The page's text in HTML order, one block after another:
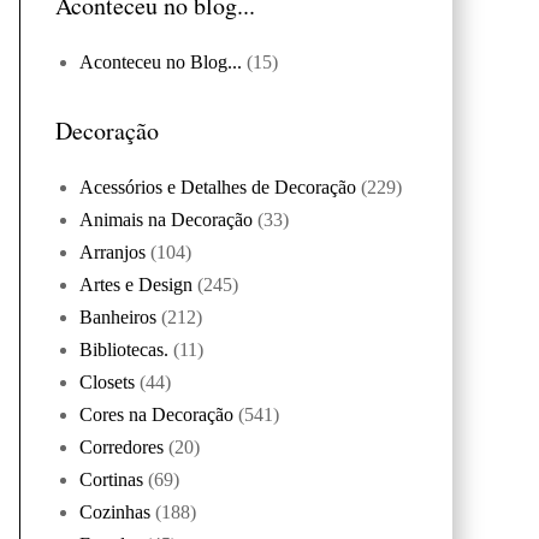
Aconteceu no Blog... (15)
Decoração
Acessórios e Detalhes de Decoração (229)
Animais na Decoração (33)
Arranjos (104)
Artes e Design (245)
Banheiros (212)
Bibliotecas. (11)
Closets (44)
Cores na Decoração (541)
Corredores (20)
Cortinas (69)
Cozinhas (188)